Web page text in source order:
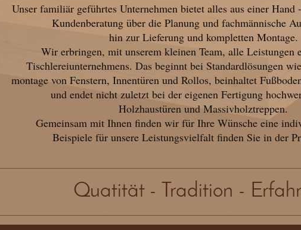
Unser familiär geführtes Unternehmen bietet alles aus einer Hand
Kundenberatung über die Planung und fachmännische
hin zur Lieferung und kompletten Montage.
Wir erbringen, mit unserem kleinen Team, alle Leistungen
Tischlereiunternehmens. Das beginnt bei Standardlösungen
montage von Fenstern, Innentüren und Rollos, beinhaltet
und endet nicht zuletzt bei der eigenen Fertigung
Holzhaustüren und Massivholztreppen.
Gemeinsam mit Ihnen finden wir für Ihre Wünsche eine
Beispiele für unsere Leistungsvielfalt finden Sie in der
Quatität - Tradition -